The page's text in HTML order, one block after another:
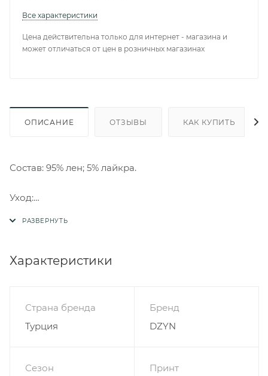
Все характеристики
Цена действительна только для интернет - магазина и
может отличаться от цен в розничных магазинах
ОПИСАНИЕ ОТЗЫВЫ КАК КУПИТЬ
Состав: 95% лен; 5% лайкра.
Уход:
хлоросодержащие моющие средства и стиральные
Нельзя выжимать и сушить в стиральной машине
Не подвергать химчистке.
Характеристики
Страна бренда
Турция
Бренд
DZYN
Сезон
Принт